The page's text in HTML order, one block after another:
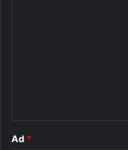
Ad *